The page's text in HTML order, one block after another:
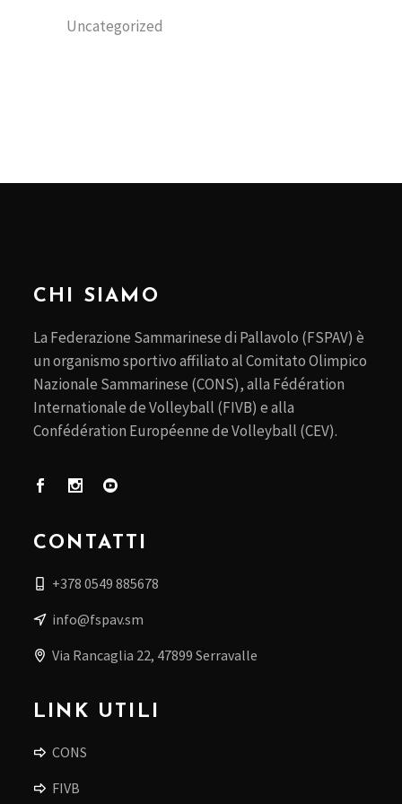
Uncategorized
CHI SIAMO
La Federazione Sammarinese di Pallavolo (FSPAV) è
un organismo sportivo affiliato al Comitato Olimpico
Nazionale Sammarinese (CONS), alla Fédération
Internationale de Volleyball (FIVB) e alla
Confédération Européenne de Volleyball (CEV).
CONTATTI
+378 0549 885678
info@fspav.sm
Via Rancaglia 22, 47899 Serravalle
LINK UTILI
CONS
FIVB